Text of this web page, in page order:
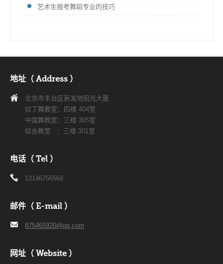
艺术生报考舞蹈专业的技巧
地址（ Address ）
北京市丰台区新发地阳光大厦
拉丁舞教室：四楼 404室
中国舞教室：三楼 305室
综合教室 ：三楼 301室
电话（ Tel ）
13146756568
邮件（ E-mail ）
875465920@qq.com
网址（ Website ）